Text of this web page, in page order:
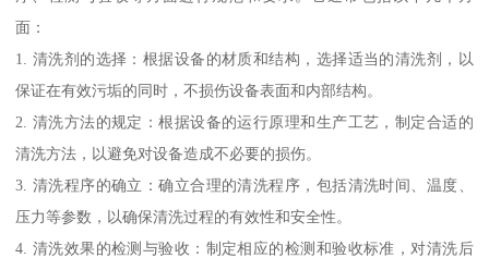
面：
1. 清洗剂的选择：根据设备的材质和结构，选择适当的清洗剂，以
保证在有效污垢的同时，不损伤设备表面和内部结构。
2. 清洗方法的规定：根据设备的运行原理和生产工艺，制定合适的
清洗方法，以避免对设备造成不必要的损伤。
3. 清洗程序的确立：确立合理的清洗程序，包括清洗时间、温度、
压力等参数，以确保清洗过程的有效性和安全性。
4. 清洗效果的检测与验收：制定相应的检测和验收标准，对清洗后